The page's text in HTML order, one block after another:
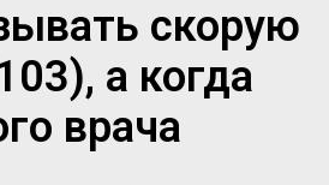
скорую
а когда
врача